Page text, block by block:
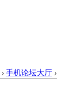
› 手机论坛大厅 ›